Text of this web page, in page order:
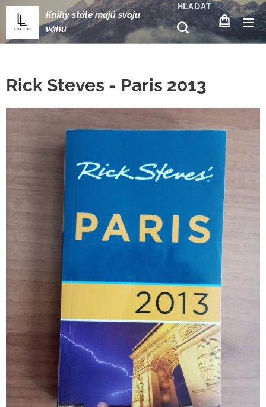
Knihy stále majú svoju
váhu
HĽADAŤ
Rick Steves - Paris 2013